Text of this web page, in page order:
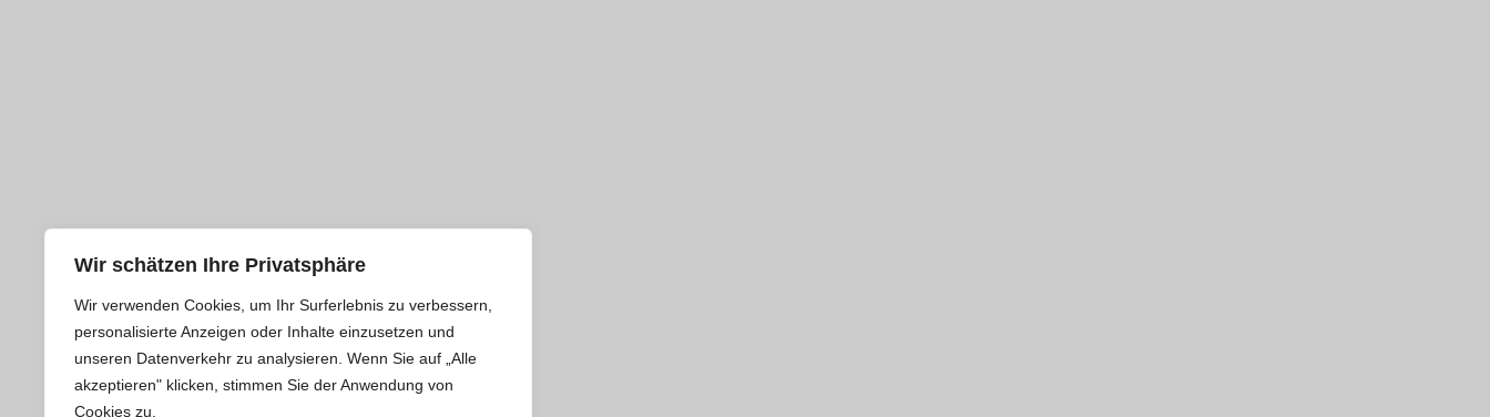
Wir schätzen Ihre Privatsphäre
Wir verwenden Cookies, um Ihr Surferlebnis zu verbessern,
personalisierte Anzeigen oder Inhalte einzusetzen und
unseren Datenverkehr zu analysieren. Wenn Sie auf „Alle
akzeptieren" klicken, stimmen Sie der Anwendung von
Cookies zu.